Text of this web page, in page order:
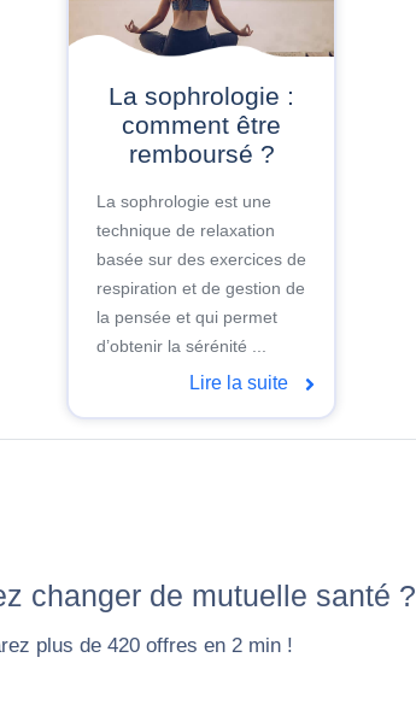
La sophrologie :
comment être
remboursé ?
La sophrologie est une
technique de relaxation
basée sur des exercices de
respiration et de gestion de
la pensée et qui permet
d’obtenir la sérénité ...
Lire la suite
changer de mutuelle santé ?
plus de 420 offres en 2 min !